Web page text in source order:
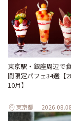
東京駅・銀座周辺で
間限定パフェ34選【
10月】
東京都 2026.08.08